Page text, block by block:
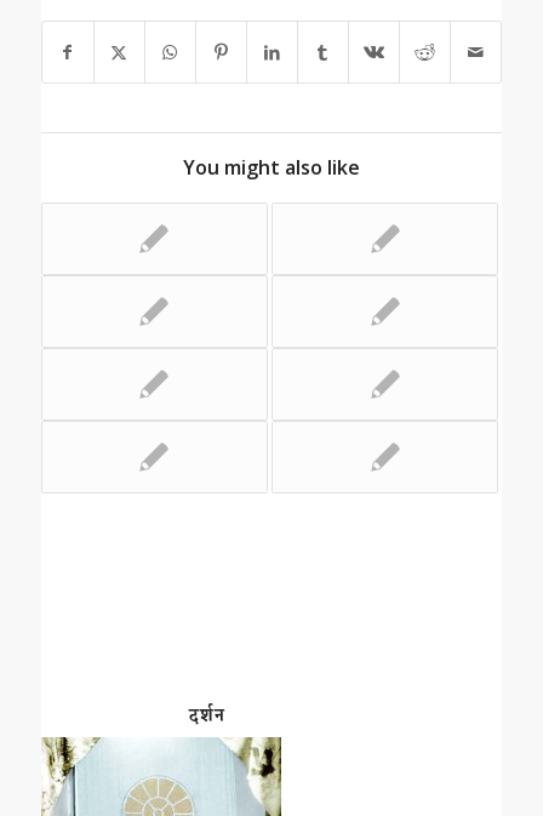
You might also like
दर्शन